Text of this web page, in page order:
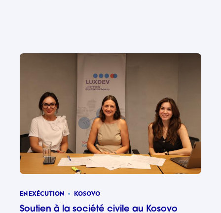
EN EXÉCUTION KOSOVO
Soutien à la société civile au Kosovo